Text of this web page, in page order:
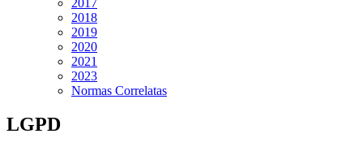
2018
2019
2020
2021
2023
Normas Correlatas
LGPD